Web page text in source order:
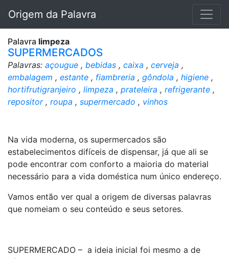
Origem da Palavra
Palavra limpeza
SUPERMERCADOS
Palavras: açougue , bebidas , caixa , cerveja ,
embalagem , estante , fiambreria , gôndola , higiene ,
hortifrutigranjeiro , limpeza , prateleira , refrigerante ,
repositor, roupa , supermercado , vinhos
Na vida moderna, os supermercados são
estabelecimentos difíceis de dispensar, já que ali se
pode encontrar com conforto a maioria do material
necessário para a vida doméstica num único endereço.
Vamos então ver qual a origem de diversas palavras
que nomeiam o seu conteúdo e seus setores.
SUPERMERCADO – a ideia inicial foi mesmo a de